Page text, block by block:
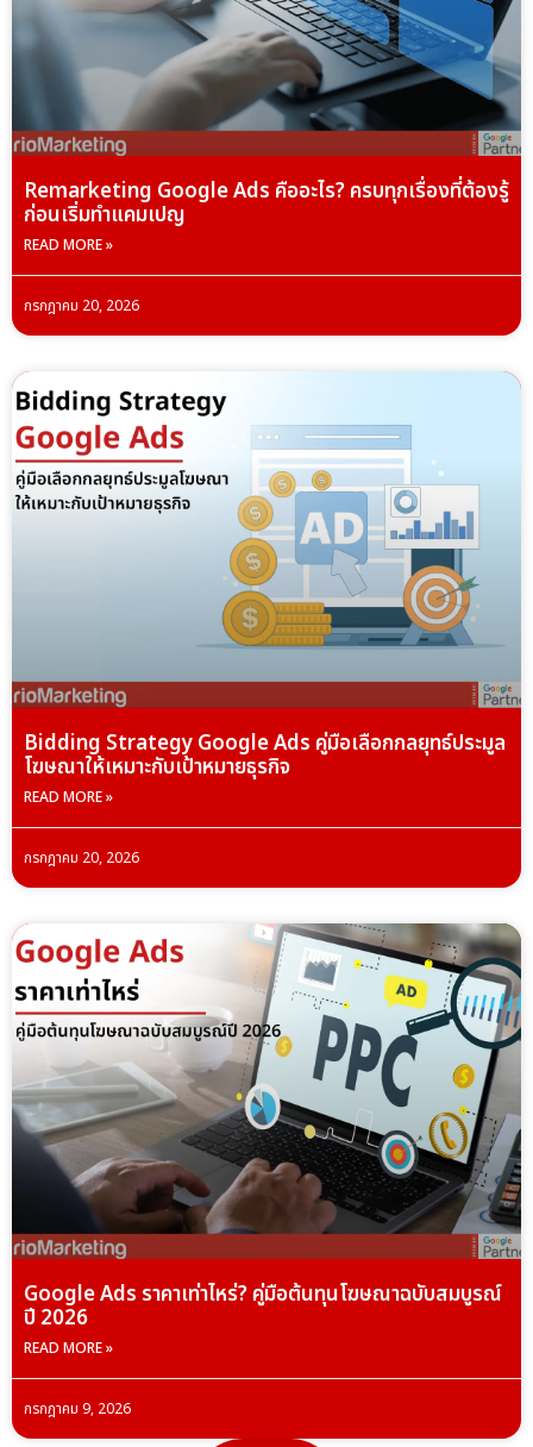
Remarketing Google Ads คืออะไร? ครบทุกเรื่องที่ต้องรู้
ก่อนเริ่มทำแคมเปญ
READ MORE »
กรกฎาคม 20, 2026
Bidding Strategy Google Ads คู่มือเลือกกลยุทธ์ประมูล
โฆษณาให้เหมาะกับเป้าหมายธุรกิจ
READ MORE »
กรกฎาคม 20, 2026
Google Ads ราคาเท่าไหร่? คู่มือต้นทุนโฆษณาฉบับสมบูรณ์
ปี 2026
READ MORE »
กรกฎาคม 9, 2026